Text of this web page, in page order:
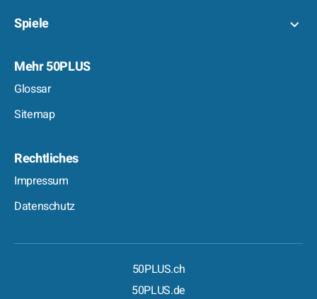
Spiele
Mehr 50PLUS
Glossar
Sitemap
Rechtliches
Impressum
Datenschutz
50PLUS.ch
50PLUS.de